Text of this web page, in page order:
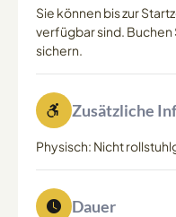
Sie können bis zur
verfügbar sind. Buchen
sichern.
Zusätzliche
Physisch: Nicht
Dauer